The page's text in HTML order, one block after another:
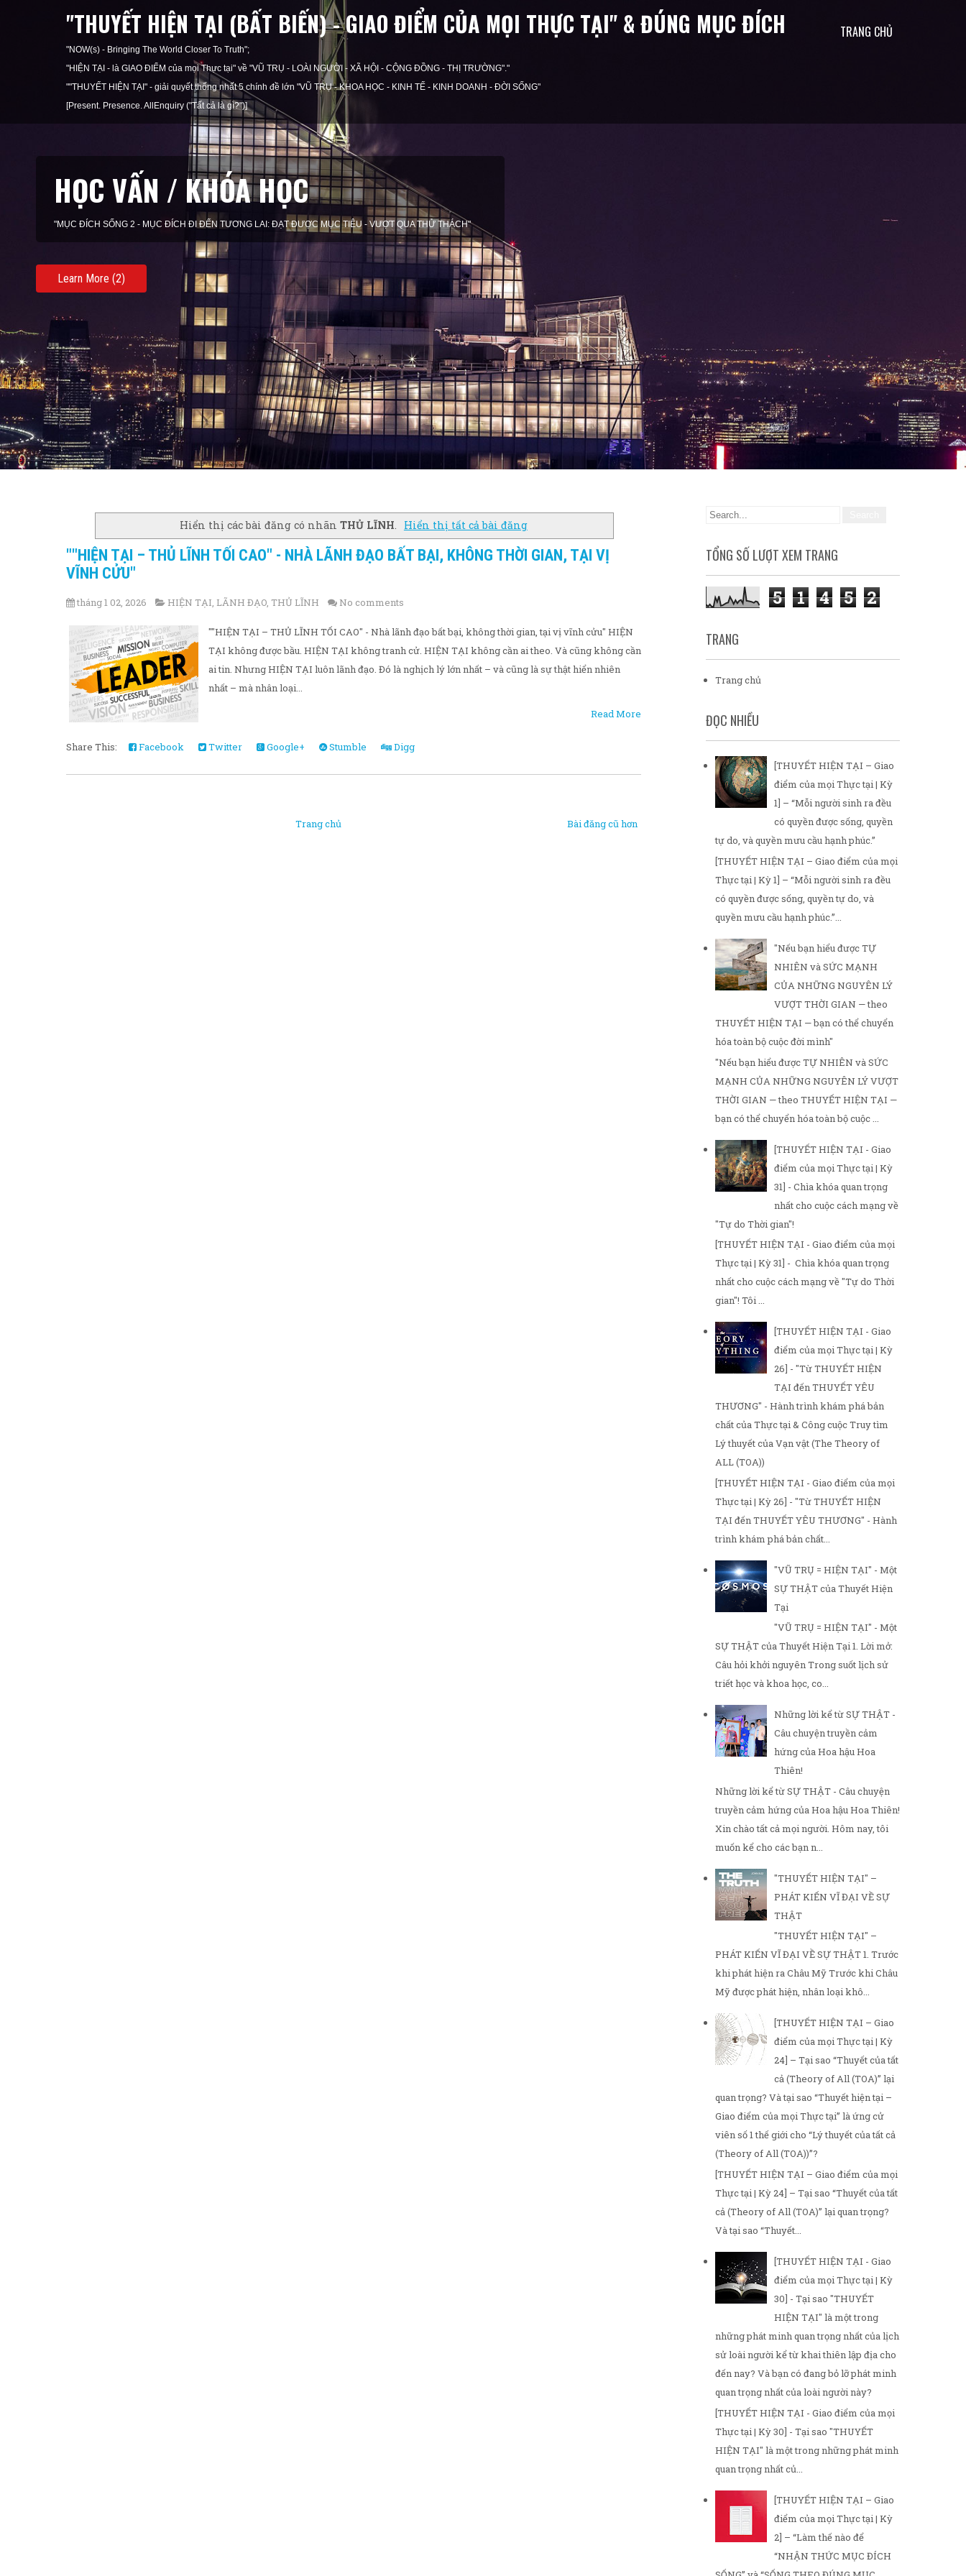
"THUYẾT HIỆN TẠI (BẤT BIẾN) - GIAO ĐIỂM CỦA MỌI THỰC TẠI" & ĐÚNG MỤC ĐÍCH
"NOW(s) - Bringing The World Closer To Truth";
"HIỆN TẠI - là GIAO ĐIỂM của mọi Thực tại" về "VŨ TRỤ - LOÀI NGƯỜI - XÃ HỘI - CỘNG ĐỒNG - THỊ TRƯỜNG"."
""THUYẾT HIỆN TẠI" - giải quyết thống nhất 5 chính đề lớn "VŨ TRỤ - KHOA HỌC - KINH TẾ - KINH DOANH - ĐỜI SỐNG"
[Present. Presence. AllEnquiry ("Tất cả là gì?")]
TRANG CHỦ
HỌC VẤN / KHÓA HỌC
"MỤC ĐÍCH SỐNG 2 - MỤC ĐÍCH ĐI ĐẾN TƯƠNG LAI: ĐẠT ĐƯỢC MỤC TIÊU - VƯỢT QUA THỬ THÁCH"
Learn More (2)
Hiển thị các bài đăng có nhãnTHỦ LĨNH Hiển thị tất cả bài đăng
""HIỆN TẠI – THỦ LĨNH TỐI CAO" - NHÀ LÃNH ĐẠO BẤT BẠI, KHÔNG THỜI GIAN, TẠI VỊ
VĨNH CỬU"
tháng 1 02, 2026 HIỆN TẠI LÃNH ĐẠO THỦ LĨNH No comments
""HIỆN TẠI – THỦ LĨNH TỐI CAO" - Nhà lãnh đạo bất bại, không thời gian, tại vị vĩnh cửu" HIỆN
TẠI không được bầu. HIỆN TẠI không tranh cử. HIỆN TẠI không cần ai theo. Và cũng không cần
ai tin. Nhưng HIỆN TẠI luôn lãnh đạo. Đó là nghịch lý lớn nhất – và cũng là sự thật hiển nhiên
nhất – mà nhân loại...
Read More
Share This: Facebook Twitter Google+ Stumble Digg
Bài đăng cũ hơn
Trang chủ
TỔNG SỐ LƯỢT XEM TRANG
5 1 4 5 2
TRANG
Trang chủ
ĐỌC NHIỀU
[THUYẾT HIỆN TẠI – Giao
điểm của mọi Thực tại | Kỳ
1] – “Mỗi người sinh ra đều
có quyền được sống, quyền
tự do, và quyền mưu cầu hạnh phúc.”
[THUYẾT HIỆN TẠI – Giao điểm của mọi
Thực tại | Kỳ 1] – “Mỗi người sinh ra đều
có quyền được sống, quyền tự do, và
quyền mưu cầu hạnh phúc.”...
"Nếu bạn hiểu được TỰ
NHIÊN và SỨC MẠNH
CỦA NHỮNG NGUYÊN LÝ
VƯỢT THỜI GIAN — theo
THUYẾT HIỆN TẠI — bạn có thể chuyển
hóa toàn bộ cuộc đời mình"
"Nếu bạn hiểu được TỰ NHIÊN và SỨC
MẠNH CỦA NHỮNG NGUYÊN LÝ VƯỢT
THỜI GIAN — theo THUYẾT HIỆN TẠI —
bạn có thể chuyển hóa toàn bộ cuộc ...
[THUYẾT HIỆN TẠI - Giao
điểm của mọi Thực tại | Kỳ
31] - Chìa khóa quan trọng
nhất cho cuộc cách mạng về
"Tự do Thời gian"!
[THUYẾT HIỆN TẠI - Giao điểm của mọi
Thực tại | Kỳ 31] - Chìa khóa quan trọng
nhất cho cuộc cách mạng về "Tự do Thời
gian"! Tôi ...
[THUYẾT HIỆN TẠI - Giao
điểm của mọi Thực tại | Kỳ
26] - "Từ THUYẾT HIỆN
TẠI đến THUYẾT YÊU
THƯƠNG" - Hành trình khám phá bản
chất của Thực tại & Công cuộc Truy tìm
Lý thuyết của Vạn vật (The Theory of
ALL (TOA))
[THUYẾT HIỆN TẠI - Giao điểm của mọi
Thực tại | Kỳ 26] - "Từ THUYẾT HIỆN
TẠI đến THUYẾT YÊU THƯƠNG" - Hành
trình khám phá bản chất...
"VŨ TRỤ = HIỆN TẠI" - Một
SỰ THẬT của Thuyết Hiện
Tại
"VŨ TRỤ = HIỆN TẠI" - Một
SỰ THẬT của Thuyết Hiện Tại 1. Lời mở:
Câu hỏi khởi nguyên Trong suốt lịch sử
triết học và khoa học, co...
Những lời kể từ SỰ THẬT -
Câu chuyện truyền cảm
hứng của Hoa hậu Hoa
Thiên!
Những lời kể từ SỰ THẬT - Câu chuyện
truyền cảm hứng của Hoa hậu Hoa Thiên!
Xin chào tất cả mọi người. Hôm nay, tôi
muốn kể cho các bạn n...
"THUYẾT HIỆN TẠI" –
PHÁT KIẾN VĨ ĐẠI VỀ SỰ
THẬT
"THUYẾT HIỆN TẠI" –
PHÁT KIẾN VĨ ĐẠI VỀ SỰ THẬT 1. Trước
khi phát hiện ra Châu Mỹ Trước khi Châu
Mỹ được phát hiện, nhân loại khô...
[THUYẾT HIỆN TẠI – Giao
điểm của mọi Thực tại | Kỳ
24] – Tại sao “Thuyết của tất
cả (Theory of All (TOA)” lại
quan trọng? Và tại sao “Thuyết hiện tại –
Giao điểm của mọi Thực tại” là ứng cử
viên số 1 thế giới cho “Lý thuyết của tất cả
(Theory of All (TOA))”?
[THUYẾT HIỆN TẠI – Giao điểm của mọi
Thực tại | Kỳ 24] – Tại sao “Thuyết của tất
cả (Theory of All (TOA)” lại quan trọng?
Và tại sao “Thuyết...
[THUYẾT HIỆN TẠI - Giao
điểm của mọi Thực tại | Kỳ
30] - Tại sao "THUYẾT
HIỆN TẠI" là một trong
những phát minh quan trọng nhất của lịch
sử loài người kể từ khai thiên lập địa cho
đến nay? Và bạn có đang bỏ lỡ phát minh
quan trọng nhất của loài người này?
[THUYẾT HIỆN TẠI - Giao điểm của mọi
Thực tại | Kỳ 30] - Tại sao "THUYẾT
HIỆN TẠI" là một trong những phát minh
quan trọng nhất củ...
[THUYẾT HIỆN TẠI – Giao
điểm của mọi Thực tại | Kỳ
2] – “Làm thế nào để
“NHẬN THỨC MỤC ĐÍCH